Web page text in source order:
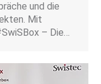
und die
Mit
– Die…